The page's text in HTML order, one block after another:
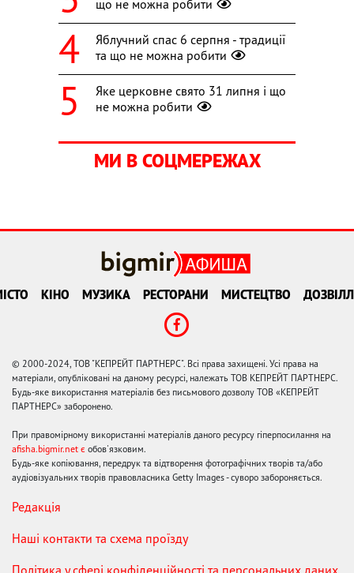
що не можна робити
Яблучний спас 6 серпня - традиції
та що не можна робити
Яке церковне свято 31 липня і що
не можна робити
МИ В СОЦМЕРЕЖАХ
КІНО МУЗИКА РЕСТОРАНИ МИСТЕЦТВО
© 2000-2024, ТОВ "КЕПРЕЙТ ПАРТНЕРС". Всі права захищені. Усі права на
матеріали, опубліковані на даному ресурсі, належать ТОВ КЕПРЕЙТ ПАРТНЕРС.
Будь-яке використання матеріалів без письмового дозволу ТОВ «КЕПРЕЙТ
ПАРТНЕРС» заборонено.
При правомірному використанні матеріалів даного ресурсу гіперпосилання на
afisha.bigmir.net є обов'язковим.
Будь-яке копіювання, передрук та відтворення фотографічних творів та/або
аудіовізуальних творів правовласника Getty Images - суворо забороняється.
Редакція
Наші контакти та схема проїзду
Політика у сфері конфіденційності та персональних даних